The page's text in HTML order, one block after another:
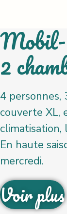
Mobil-
2
4 personnes,
couverte XL,
climatisation,
En haute
mercredi.
Voir plus